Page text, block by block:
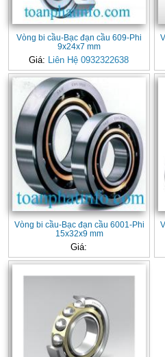
Vòng bi cầu-Bạc đạn cầu 609-Phi
9x24x7 mm
Giá: Liên Hệ 0932322638
Vòng bi cầu-Bạc đạn cầu 6001-Phi
15x32x9 mm
Giá: